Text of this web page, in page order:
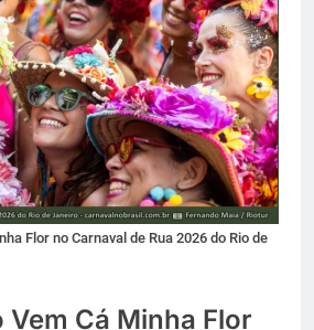
Flor no Carnaval de Rua 2026 do Rio de
Vem Cá Minha Flor